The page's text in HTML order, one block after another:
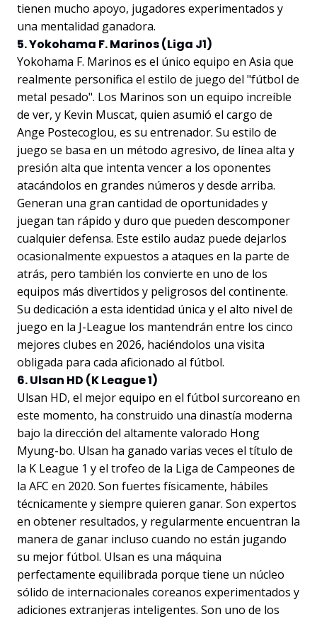
tienen mucho apoyo, jugadores experimentados y
una mentalidad ganadora.
5. Yokohama F. Marinos (Liga J1)
Yokohama F. Marinos es el único equipo en Asia que
realmente personifica el estilo de juego del "fútbol de
metal pesado". Los Marinos son un equipo increíble
de ver, y Kevin Muscat, quien asumió el cargo de
Ange Postecoglou, es su entrenador. Su estilo de
juego se basa en un método agresivo, de línea alta y
presión alta que intenta vencer a los oponentes
atacándolos en grandes números y desde arriba.
Generan una gran cantidad de oportunidades y
juegan tan rápido y duro que pueden descomponer
cualquier defensa. Este estilo audaz puede dejarlos
ocasionalmente expuestos a ataques en la parte de
atrás, pero también los convierte en uno de los
equipos más divertidos y peligrosos del continente.
Su dedicación a esta identidad única y el alto nivel de
juego en la J-League los mantendrán entre los cinco
mejores clubes en 2026, haciéndolos una visita
obligada para cada aficionado al fútbol.
6. Ulsan HD (K League 1)
Ulsan HD, el mejor equipo en el fútbol surcoreano en
este momento, ha construido una dinastía moderna
bajo la dirección del altamente valorado Hong
Myung-bo. Ulsan ha ganado varias veces el título de
la K League 1 y el trofeo de la Liga de Campeones de
la AFC en 2020. Son fuertes físicamente, hábiles
técnicamente y siempre quieren ganar. Son expertos
en obtener resultados, y regularmente encuentran la
manera de ganar incluso cuando no están jugando
su mejor fútbol. Ulsan es una máquina
perfectamente equilibrada porque tiene un núcleo
sólido de internacionales coreanos experimentados y
adiciones extranjeras inteligentes. Son uno de los